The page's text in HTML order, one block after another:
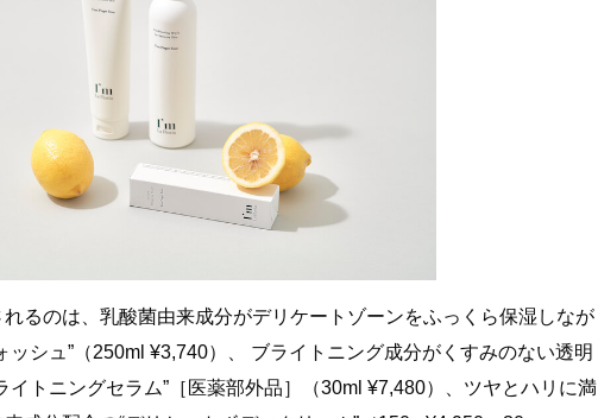
るのは、乳酸菌由来成分がデリケートゾーンをふっくら保湿しなが
ッシュ”（250ml ¥3,740）、 ブライトニング成分がくすみのない透明
イトニングセラム”［医薬部外品］（30ml ¥7,480）、ツヤとハリに満